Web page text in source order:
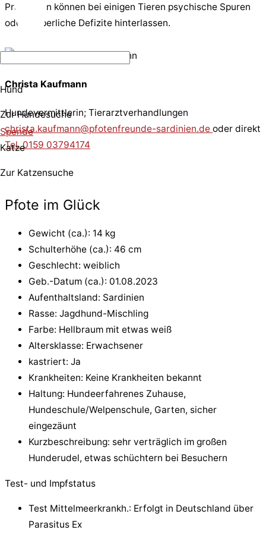
Hund
Zur Hundesuche
Spende
Katze
Zur Katzensuche
Prägungen können bei einigen Tieren psychische Spuren
oder körperliche Defizite hinterlassen.
Christa Kaufmann
Hundevermittlerin; Tierarztverhandlungen
christa.kaufmann@pfotenfreunde-sardinien.de oder direkt
Tel. 0159 03794174
Pfote im Glück
Gewicht (ca.): 14 kg
Schulterhöhe (ca.): 46 cm
Geschlecht: weiblich
Geb.-Datum (ca.): 01.08.2023
Aufenthaltsland: Sardinien
Rasse: Jagdhund-Mischling
Farbe: Hellbraum mit etwas weiß
Altersklasse: Erwachsener
kastriert: Ja
Krankheiten: Keine Krankheiten bekannt
Haltung: Hundeerfahrenes Zuhause,
Hundeschule/Welpenschule, Garten, sicher
eingezäunt
Kurzbeschreibung: sehr verträglich im großen
Hunderudel, etwas schüchtern bei Besuchern
Test- und Impfstatus
Test Mittelmeerkrankh.: Erfolgt in Deutschland über
Parasitus Ex